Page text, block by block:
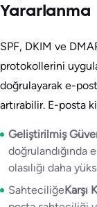
Yararlanma
SPF, DKIM ve
protokollerini
doğrulayarak e-
artırabilir. E-posta
Geliştirilmiş
doğrulandığında
olasılığı daha
SahteciliğeKarşı